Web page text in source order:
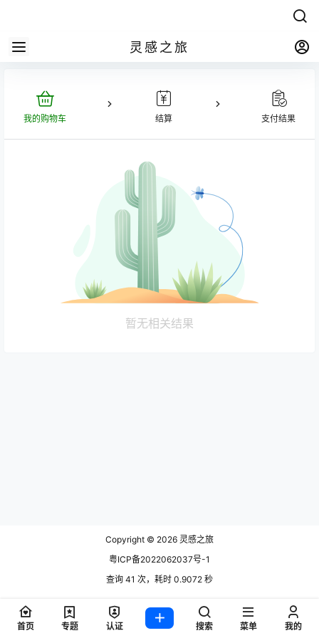
灵感之旅
我的购物车 结算 支付结果
暂无相关结果
Copyright © 2026 灵感之旅
粤ICP备2022062037号-1
查询 41 次，耗时 0.9072 秒
首页 专题 认证 搜索 菜单 我的